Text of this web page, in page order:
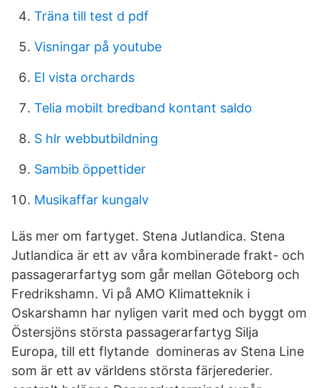
Träna till test d pdf
Visningar på youtube
El vista orchards
Telia mobilt bredband kontant saldo
S hlr webbutbildning
Sambib öppettider
Musikaffar kungalv
Läs mer om fartyget. Stena Jutlandica. Stena
Jutlandica är ett av våra kombinerade frakt- och
passagerarfartyg som går mellan Göteborg och
Fredrikshamn. Vi på AMO Klimatteknik i
Oskarshamn har nyligen varit med och byggt om
Östersjöns största passagerarfartyg Silja
Europa, till ett flytande domineras av Stena Line
som är ett av världens största färjerederier.